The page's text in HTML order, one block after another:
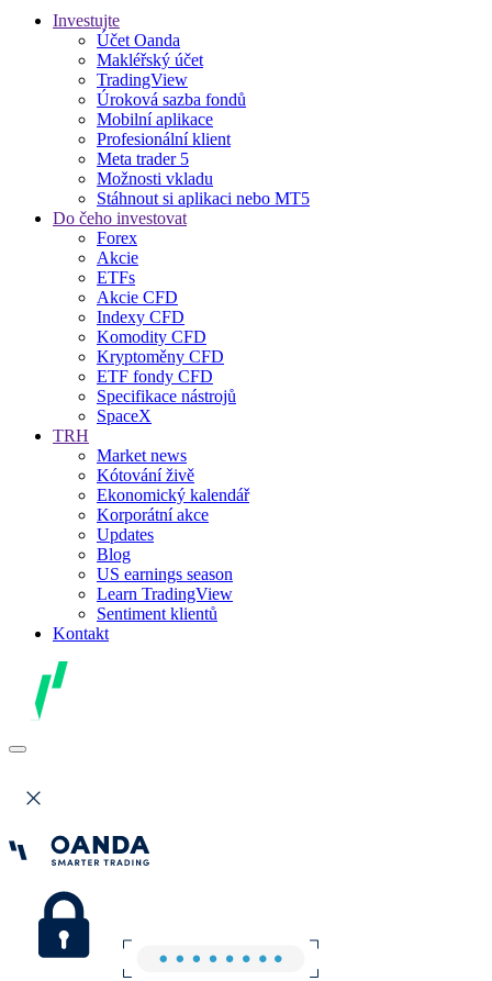
Investujte
Účet Oanda
Makléřský účet
TradingView
Úroková sazba fondů
Mobilní aplikace
Profesionální klient
Meta trader 5
Možnosti vkladu
Stáhnout si aplikaci nebo MT5
Do čeho investovat
Forex
Akcie
ETFs
Akcie CFD
Indexy CFD
Komodity CFD
Kryptoměny CFD
ETF fondy CFD
Specifikace nástrojů
SpaceX
TRH
Market news
Kótování živě
Ekonomický kalendář
Korporátní akce
Updates
Blog
US earnings season
Learn TradingView
Sentiment klientů
Kontakt